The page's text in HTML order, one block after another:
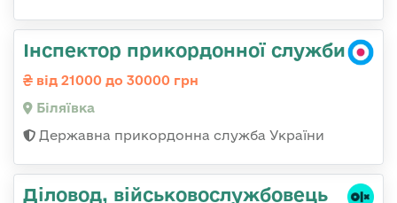
Інспектор прикордонної служби
від 21000 до 30000 грн
Біляївка
Державна прикордонна служба України
Діловод, військовослужбовець